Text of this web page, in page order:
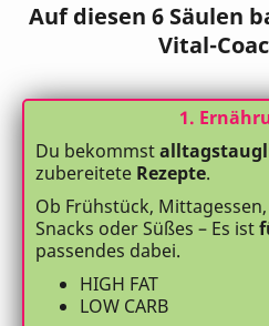
Auf diesen 6 Säulen
Vital-
1.
Du bekommst
zubereitete Rezepte.
Ob Frühstück,
Snacks oder Süßes – Es ist
passendes dabei.
HIGH FAT
LOW CARB